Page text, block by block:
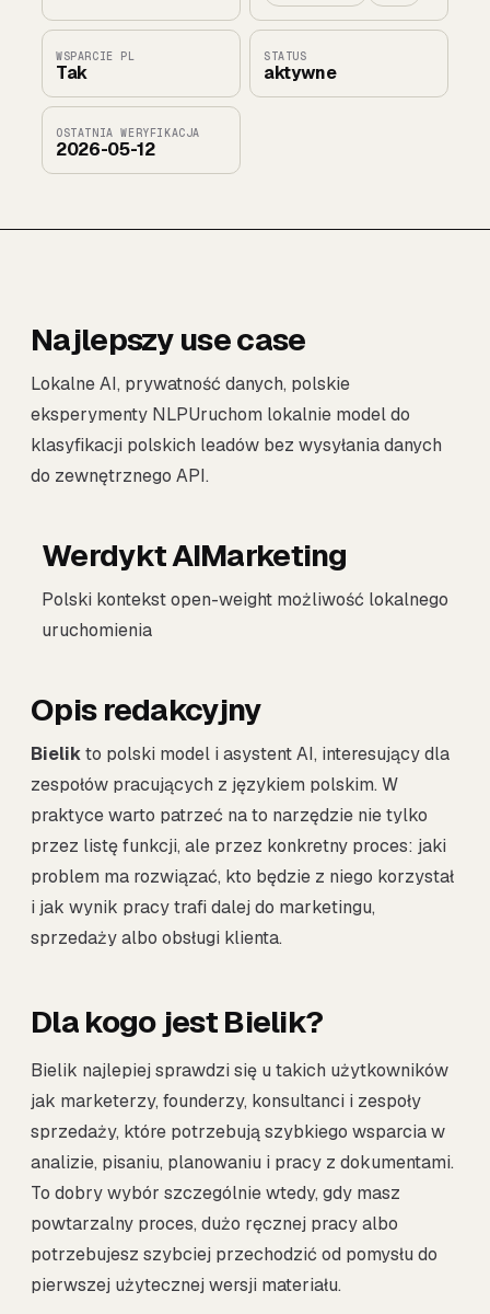
WSPARCIE PL
Tak
STATUS
aktywne
OSTATNIA WERYFIKACJA
2026-05-12
Najlepszy use case
Lokalne AI, prywatność danych, polskie
eksperymenty NLPUruchom lokalnie model do
klasyfikacji polskich leadów bez wysyłania danych
do zewnętrznego API.
Werdykt AIMarketing
Polski kontekst open-weight możliwość lokalnego
uruchomienia
Opis redakcyjny
Bielikto polski model i asystent AI, interesujący dla
zespołów pracujących z językiem polskim. W
praktyce warto patrzeć na to narzędzie nie tylko
przez listę funkcji, ale przez konkretny proces: jaki
problem ma rozwiązać, kto będzie z niego korzystał
i jak wynik pracy trafi dalej do marketingu,
sprzedaży albo obsługi klienta.
Dla kogo jest Bielik?
Bielik najlepiej sprawdzi się u takich użytkowników
jak marketerzy, founderzy, konsultanci i zespoły
sprzedaży, które potrzebują szybkiego wsparcia w
analizie, pisaniu, planowaniu i pracy z dokumentami.
To dobry wybór szczególnie wtedy, gdy masz
powtarzalny proces, dużo ręcznej pracy albo
potrzebujesz szybciej przechodzić od pomysłu do
pierwszej użytecznej wersji materiału.